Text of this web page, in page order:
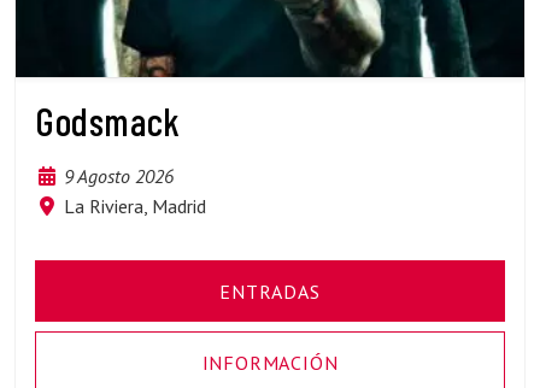
Godsmack
9 Agosto 2026
La Riviera, Madrid
ENTRADAS
INFORMACIÓN